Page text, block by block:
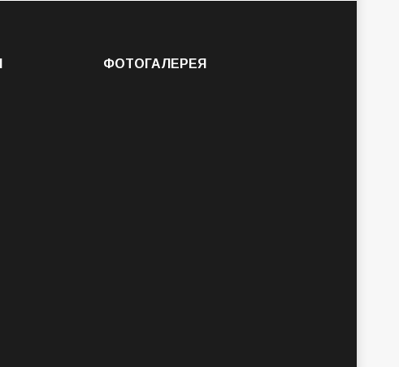
ФОТОГАЛЕРЕЯ